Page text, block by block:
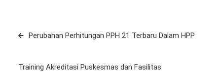
PostPerubahan Perhitungan PPH 21 Terbaru Dalam HPP
Training Akreditasi Puskesmas dan Fasilitas